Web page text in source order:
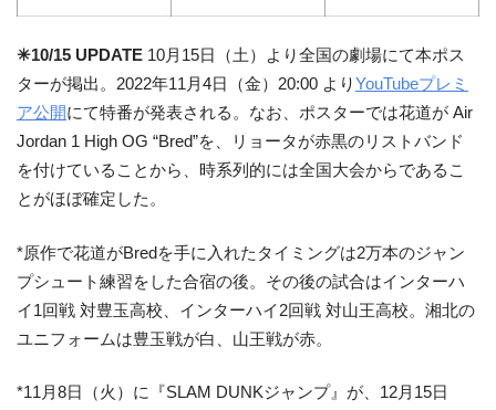
✳︎10/15 UPDATE 10月15日（土）より全国の劇場にて本ポス
ターが掲出。2022年11月4日（金）20:00 よりYouTubeプレミ
ア公開にて特番が発表される。なお、ポスターでは花道が Air
Jordan 1 High OG “Bred”を、リョータが赤黒のリストバンド
を付けていることから、時系列的には全国大会からであるこ
とがほぼ確定した。
*原作で花道がBredを手に入れたタイミングは2万本のジャン
プシュート練習をした合宿の後。その後の試合はインターハ
イ1回戦 対豊玉高校、インターハイ2回戦 対山王高校。湘北の
ユニフォームは豊玉戦が白、山王戦が赤。
*11月8日（火）に『SLAM DUNKジャンプ』が、12月15日